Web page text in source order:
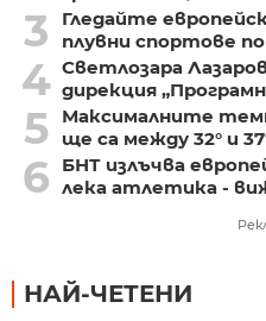
3
Гледайте
плувни спортове
4 Светлозара
дирекция
5
Максималните
ще са между 32° и
6
БНТ излъчва
лека атлетика -
НАЙ-ЧЕТЕНИ